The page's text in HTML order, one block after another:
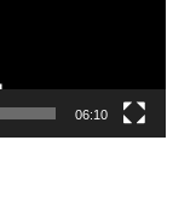
06:10